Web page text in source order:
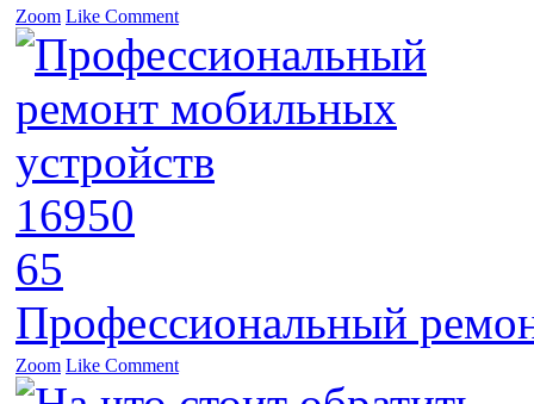
Zoom Like Comment
16950
65
Профессиональный
Zoom Like Comment